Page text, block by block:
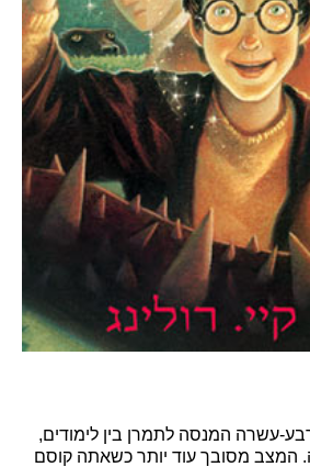
עשרה המנסה לתמרן בין לימודים,
המצב מסובך עוד יותר כשאתה קוסם